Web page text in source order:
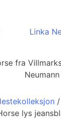
/
lys